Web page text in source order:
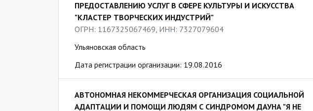
ПРЕДОСТАВЛЕНИЮ УСЛУГ В СФЕРЕ КУЛЬТУРЫ И ИСКУССТВА
"КЛАСТЕР ТВОРЧЕСКИХ ИНДУСТРИЙ"
ОГРН: 1167325067469, ИНН: 7327079604
Ульяновская область
Дата регистрации организации: 19.08.2016
АВТОНОМНАЯ НЕКОММЕРЧЕСКАЯ ОРГАНИЗАЦИЯ СОЦИАЛЬНОЙ
АДАПТАЦИИ И ПОМОЩИ ЛЮДЯМ С СИНДРОМОМ ДАУНА "Я НЕ